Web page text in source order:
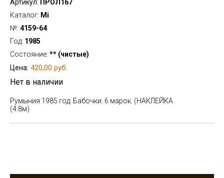
Артикул: ПРОЛ167
Каталог: Mi
№: 4159-64
Год: 1985
Состояние: ** (чистые)
Цена: 420,00 руб.
Нет в наличии
Румыния 1985 год. Бабочки. 6 марок. (НАКЛЕЙКА
(4.8м)